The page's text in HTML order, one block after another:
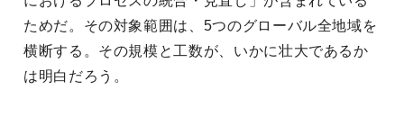
ためだ。その対象範囲は、5つのグローバル全地域を
横断する。その規模と工数が、いかに壮大であるか
は明白だろう。